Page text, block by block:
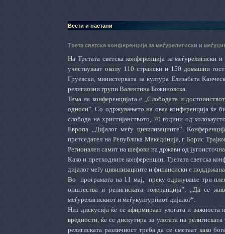
Вести и настани
Трета светска конференција за меѓурелигиски и
На Третата светска конференција за меѓурелигиски
учествуваат околу 110 странски и 150 домашни
Груевски, министерката за култура Елизабета
религиозни групи Валентина Божиновска.
Тема на конференцијата е „Слободата и
односи“. Со одржувањето на оваа конференција ќе
слобода на христијанството, 70 години од
Европа „Дијалог меѓу цивилизациите“.
претседател на Република Македонија, г. Борис
Регионален самит на шефови на држави од
Како и претходните конференции, Третата светска
дијалог меѓу цивилизациите и финансиски е
Во програмата на 11 мај, преку одржување три
општества и религиската толеранција”, „Да се
меѓурелигискиот и меѓукултурниот дијалог“.
Низ дискусија ќе се афирмираат улогата и важноста
вредности, ќе се дискутира за улогата на
религиската различност треба да се сметаат како